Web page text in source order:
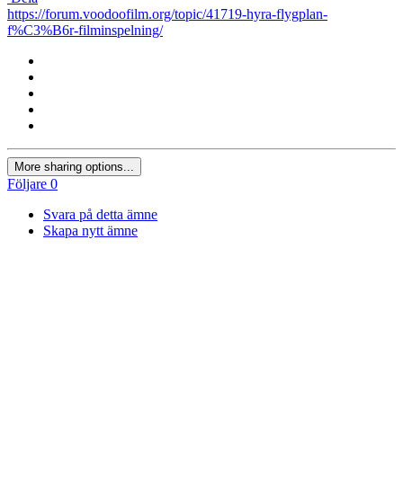
https://forum.voodoofilm.org/topic/41719-hyra-flygplan-
f%C3%B6r-filminspelning/
More sharing options...
Följare 0
Svara på detta ämne
Skapa nytt ämne